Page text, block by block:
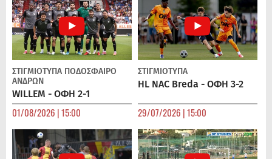
ΣΤΙΓΜΙΟΤΥΠΑ ΠΟΔΌΣΦΑΙΡΟ
ΑΝΔΡΏΝ
WILLEM - ΟΦΗ 2-1
01/08/2026 | 15:00
ΣΤΙΓΜΙΟΤΥΠΑ
HL NAC Breda - ΟΦΗ 3-2
29/07/2026 | 15:00